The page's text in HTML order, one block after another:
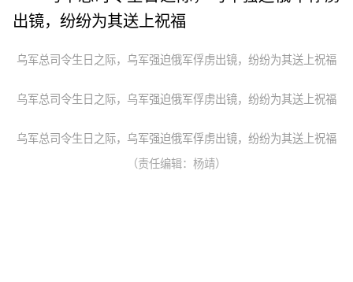
出镜，纷纷为其送上祝福
乌军总司令生日之际，乌军强迫俄军俘虏出镜，纷纷为其送上祝福
乌军总司令生日之际，乌军强迫俄军俘虏出镜，纷纷为其送上祝福
乌军总司令生日之际，乌军强迫俄军俘虏出镜，纷纷为其送上祝福
（责任编辑：杨靖）